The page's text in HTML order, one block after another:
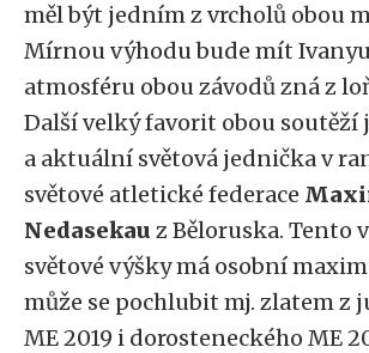
měl být jedním z vrcholů obou
Mírnou výhodu bude mít
atmosféru obou závodů zná z
Další velký favorit obou soutěží
a aktuální světová jednička v
světové atletické federace
Nedasekau z Běloruska. Tento
světové výšky má osobní
může se pochlubit mj. zlatem z
ME 2019 i dorosteneckého ME